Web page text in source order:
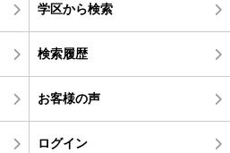
学区から検索
検索履歴
お客様の声
ログイン